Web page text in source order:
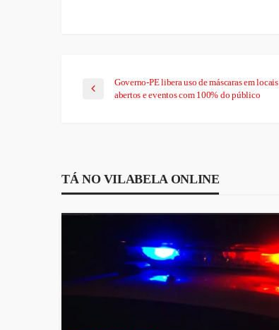
Governo-PE libera uso de máscaras em locais
abertos e eventos com 100% do público
TÁ NO VILABELA ONLINE